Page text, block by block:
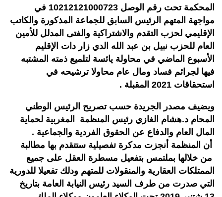
المحكمة تحت رقم الوصل 10212121000723 في
مواجهة المتهم الرئيس السابق للجماعة المذكورة والكاتب
الإقليمي لحزب التقدم والاشتراكية والفتى المدلل للأمين
العام للحزب نبيل بن عبد الله الدي زار دات الإقليم
الأسبوع الماضي في محاولة يائسة لتلميع ذمته المشتبه
فيها لجرائم فساد ومال عام محاولا ترشيحه في
استحقاقات 2021 المقبلة .
ويضيف مصدر الجريدة حسب تصريح الرئيس الوطني
المحام د.هشام الغازي رئيس المنظمة المغربية لحماية
المال العام والدفاع عن الحقوق الفردية والجماعية .
أن المنظمة أنجزت مدكرة تفصيلية ستتقدم بها مطالبة
من خلالها بملتمس بتفعيل مسطرة العقل على جميع
الممتلكات العقارية والمنقولات للمتهم ودلك تفعيلا للدورية
التي صدرت من طرف السيد رئيس النيابة العامة بتاريخ